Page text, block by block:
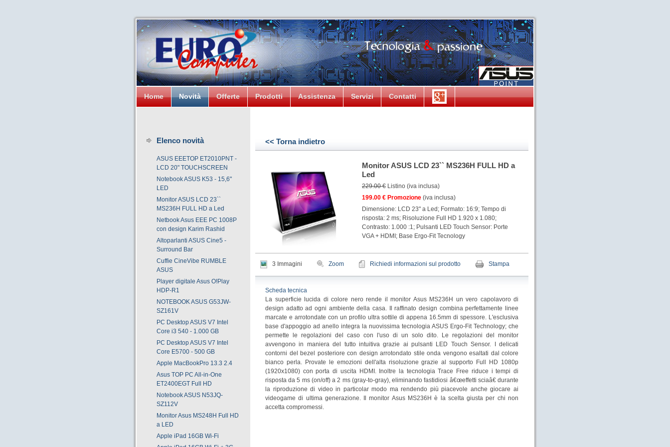
Home Novità Offerte Prodotti Assistenza Servizi Contatti
Elenco novità
ASUS EEETOP ET2010PNT -
LCD 20" TOUCHSCREEN
Notebook ASUS K53 - 15,6"
LED
Monitor ASUS LCD 23``
MS236H FULL HD a Led
Netbook Asus EEE PC 1008P
con design Karim Rashid
Altoparlanti ASUS Cine5 -
Surround Bar
Cuffie CineVibe RUMBLE
ASUS
Player digitale Asus O!Play
HDP-R1
NOTEBOOK ASUS G53JW-
SZ161V
PC Desktop ASUS V7 Intel
Core i3 540 - 1.000 GB
PC Desktop ASUS V7 Intel
Core E5700 - 500 GB
Apple MacBookPro 13.3 2.4
Asus TOP PC All-in-One
ET2400EGT Full HD
Notebook ASUS N53JQ-
SZ112V
Monitor Asus MS248H Full HD
a LED
Apple iPad 16GB Wi-Fi
<< Torna indietro
Monitor ASUS LCD 23`` MS236H FULL HD a
Led
229.00 € Listino (iva inclusa)
199.00 € Promozione (iva inclusa)
Dimensione: LCD 23" a Led; Formato: 16:9; Tempo di
risposta: 2 ms; Risoluzione Full HD 1.920 x 1.080;
Contrasto: 1.000 :1; Pulsanti LED Touch Sensor: Porte
VGA + HDMI; Base Ergo-Fit Tecnology
3 Immagini Zoom Richiedi informazioni sul prodotto Stampa
Scheda tecnica
La superficie lucida di colore nero rende il monitor Asus MS236H un vero capolavoro di
design adatto ad ogni ambiente della casa. Il raffinato design combina perfettamente linee
marcate e arrotondate con un profilo ultra sottile di appena 16.5mm di spessore. L'esclusiva
base d'appoggio ad anello integra la nuovissima tecnologia ASUS Ergo-Fit Technology; che
permette le regolazioni del caso con l'uso di un solo dito. Le regolazioni del monitor
avvengono in maniera del tutto intuitiva grazie ai pulsanti LED Touch Sensor. I delicati
contorni del bezel posteriore con design arrotondato stile onda vengono esaltati dal colore
bianco perla. Provate le emozioni dell'alta risoluzione grazie al supporto Full HD 1080p
(1920x1080) con porta di uscita HDMI. Inoltre la tecnologia Trace Free riduce i tempi di
risposta da 5 ms (on/off) a 2 ms (gray-to-gray), eliminando fastidiosi â€œeffetti sciaâ€ durante
la riproduzione di video in particolar modo ma rendendo più piacevole anche giocare ai
videogame di ultima generazione. Il monitor Asus MS236H è la scelta giusta per chi non
accetta compromessi.